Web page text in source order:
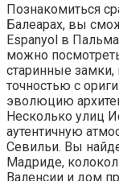
Познакомиться
Балеарах, вы
Espanyol в
можно
старинные
точностью с
эволюцию
Несколько улиц
аутентичную
Севильи. Вы
Мадриде,
Валенсии и дом